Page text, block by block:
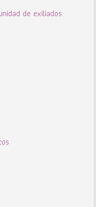
de exiliados.